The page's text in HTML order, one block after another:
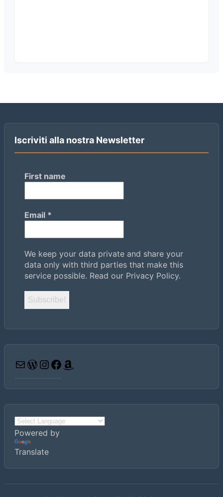
Iscriviti alla nostra Newsletter
First name
Email *
We keep your data private and share your
data only with third parties that make this
service possible. Read our Privacy Policy.
EmailWordPress
Instagram
Facebook
Powered by
Translate